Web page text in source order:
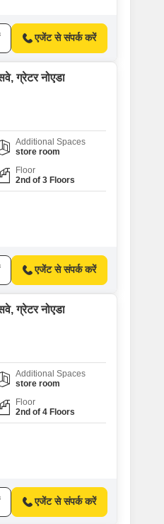
एजेंट से संपर्क करें
ग्रेटर नोएडा
Additional Spaces
store room
Floor
2nd of 3 Floors
एजेंट से संपर्क करें
ग्रेटर नोएडा
Additional Spaces
store room
Floor
2nd of 4 Floors
एजेंट से संपर्क करें